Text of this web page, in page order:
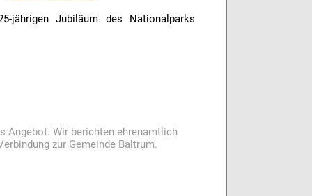
jährigen Jubiläum des Nationalparks
Angebot. Wir berichten ehrenamtlich
zur Gemeinde Baltrum.